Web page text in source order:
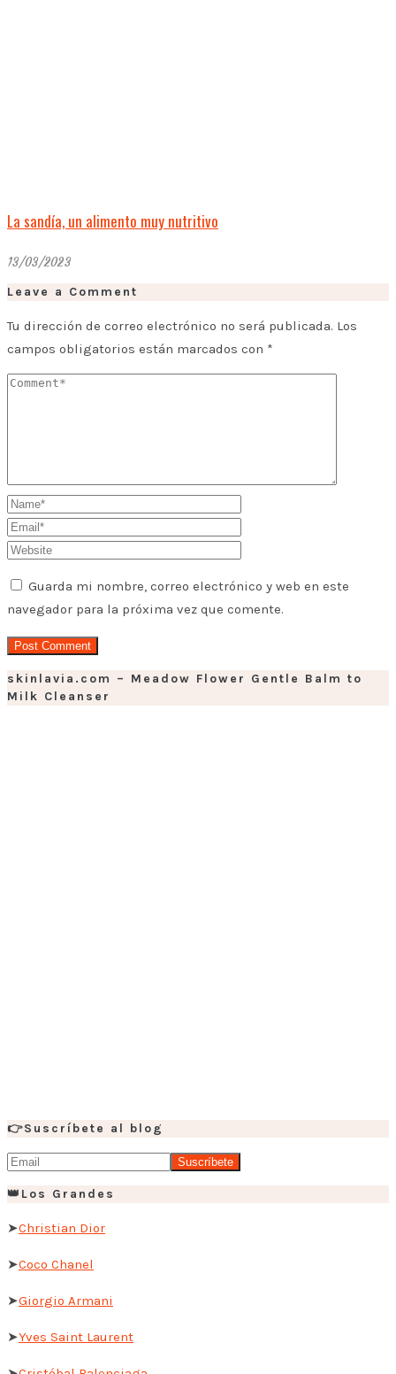
La sandía, un alimento muy nutritivo
13/03/2023
Leave a Comment
Tu dirección de correo electrónico no será publicada. Los
campos obligatorios están marcados con *
Guarda mi nombre, correo electrónico y web en este
navegador para la próxima vez que comente.
skinlavia.com – Meadow Flower Gentle Balm to
Milk Cleanser
👉Suscríbete al blog
👑Los Grandes
➤Christian Dior
➤Coco Chanel
➤Giorgio Armani
➤Yves Saint Laurent